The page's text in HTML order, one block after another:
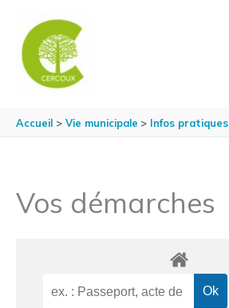
Accueil Vie municipale Infos pratiques
Vos démarches